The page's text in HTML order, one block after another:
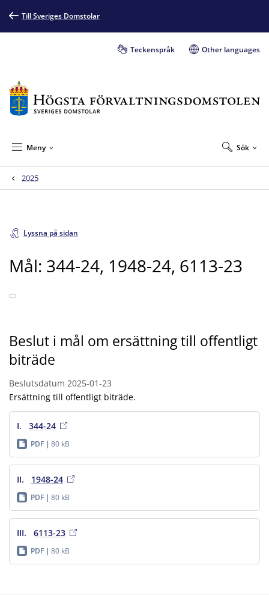
Till Sveriges Domstolar
Teckenspråk Other languages
Sök
Meny
2025
Lyssna på sidan
Mål: 344-24, 1948-24, 6113-23
Beslut i mål om ersättning till offentligt
biträde
Beslutsdatum 2025-01-23
Ersättning till offentligt biträde.
I. 344-24
PDF 80 kB
II. 1948-24
PDF 80 kB
III. 6113-23
PDF 80 kB